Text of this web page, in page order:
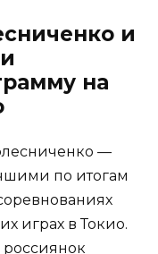
и
на
—
по итогам
играх в Токио.